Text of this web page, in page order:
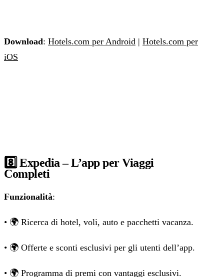
Download: Hotels.com per Android | Hotels.com per
iOS
8️⃣ Expedia – L’app per Viaggi
Completi
Funzionalità:
• 🌍 Ricerca di hotel, voli, auto e pacchetti vacanza.
• 🌍 Offerte e sconti esclusivi per gli utenti dell’app.
• 🌍 Programma di premi con vantaggi esclusivi.